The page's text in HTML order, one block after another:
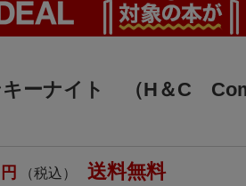
キーナイト （H＆C
円 （税込） 送料無料